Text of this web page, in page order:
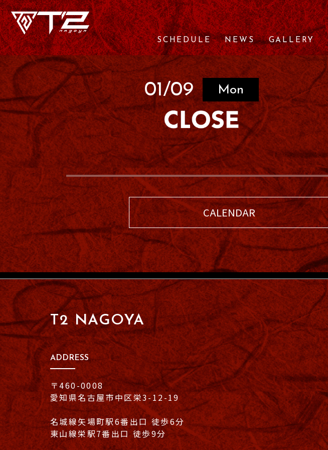
SCHEDULE NEWS GALLERY
01/09 Mon
CALENDAR
T2 NAGOYA
ADDRESS
〒460-0008
愛知県名古屋市中区栄3-12-19
名城線矢場町駅6番出口 徒歩6分
東山線栄駅7番出口 徒歩9分